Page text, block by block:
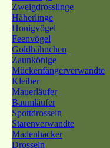
Zweigdrosslinge
Häherlinge
Honigvögel
Feenvögel
Goldhähnchen
Zaunkönige
Mückenfängerverwandte
Kleiber
Mauerläufer
Baumläufer
Spottdrosseln
Starenverwandte
Madenhacker
Drosseln